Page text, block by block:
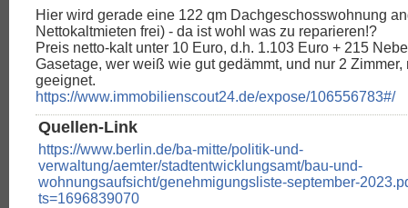
Hier wird gerade eine 122 qm Dachgeschosswohnung
Nettokaltmieten frei) - da ist wohl was zu reparieren!?
Preis netto-kalt unter 10 Euro, d.h. 1.103 Euro + 215
Gasetage, wer weiß wie gut gedämmt, und nur 2 Zimmer,
geeignet.
https://www.immobilienscout24.de/expose/106556783#/
Quellen-Link
https://www.berlin.de/ba-mitte/politik-und-
verwaltung/aemter/stadtentwicklungsamt/bau-und-
wohnungsaufsicht/genehmigungsliste-september-
ts=1696839070